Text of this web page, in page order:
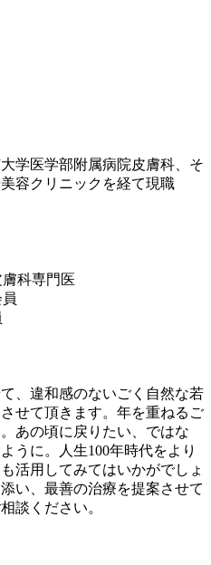
学医学部附属病院皮膚科、そ
容クリニックを経て現職
科専門医
、違和感のないごく自然な若
せて頂きます。年を重ねるご
あの頃に戻りたい、ではな
うに。人生100年時代をより
活用してみてはいかがでしょ
い、最善の治療を提案させて
談ください。